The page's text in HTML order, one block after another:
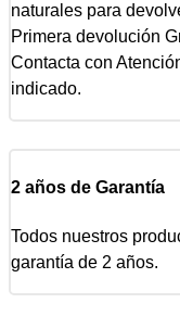
naturales para
Primera devolución
Contacta con
indicado.
2 años de Garantía
Todos nuestros
garantía de 2 años.